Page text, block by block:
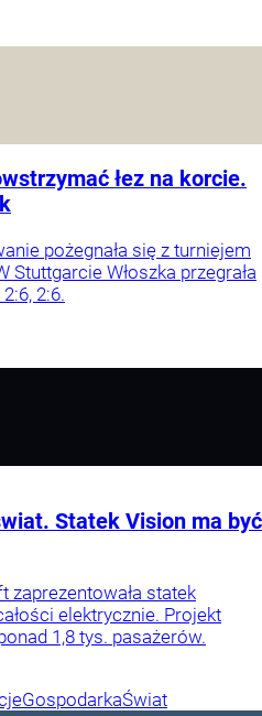
łez na korcie.
pożegnała się z turniejem
Stuttgarcie Włoszka przegrała
2:6.
Statek Vision ma być
zaprezentowała statek
elektrycznie. Projekt
1,8 tys. pasażerów.
GospodarkaŚwiat